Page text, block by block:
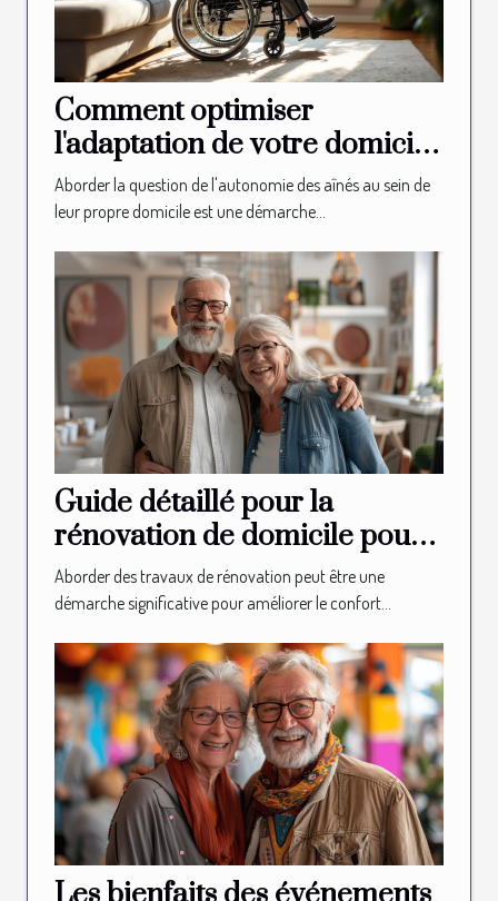
Comment optimiser
l'adaptation de votre domicile
pour l'autonomie des aînés
Aborder la question de l'autonomie des aînés au sein de
leur propre domicile est une démarche...
Guide détaillé pour la
rénovation de domicile pour
les seniors
Aborder des travaux de rénovation peut être une
démarche significative pour améliorer le confort...